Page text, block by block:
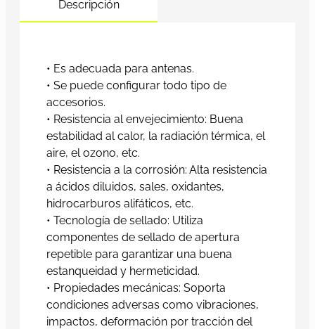
Descripción
• Es adecuada para antenas.
• Se puede configurar todo tipo de
accesorios.
• Resistencia al envejecimiento: Buena
estabilidad al calor, la radiación térmica, el
aire, el ozono, etc.
• Resistencia a la corrosión: Alta resistencia
a ácidos diluidos, sales, oxidantes,
hidrocarburos alifáticos, etc.
• Tecnología de sellado: Utiliza
componentes de sellado de apertura
repetible para garantizar una buena
estanqueidad y hermeticidad.
• Propiedades mecánicas: Soporta
condiciones adversas como vibraciones,
impactos, deformación por tracción del